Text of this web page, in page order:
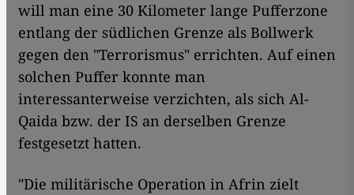
will man eine 30 Kilometer lange Pufferzone
entlang der südlichen Grenze als Bollwerk
gegen den "Terrorismus" errichten. Auf einen
solchen Puffer konnte man
interessanterweise verzichten, als sich Al-
Qaida bzw. der IS an derselben Grenze
festgesetzt hatten.
"Die militärische Operation in Afrin zielt